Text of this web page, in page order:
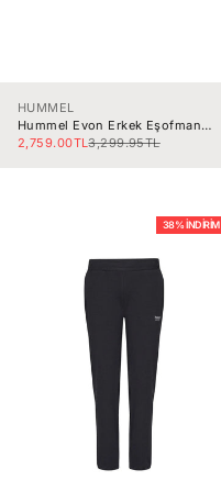
HUMMEL
Hummel Evon Erkek Eşofman
Altı 931716-7459
İndirimli fiyat
2,759.00TLNormal fiyat
3,299.95TL
38% İNDIRIM